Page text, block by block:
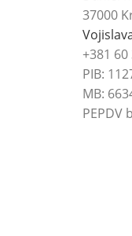
37000
+381 60
PIB:
MB:
PEPDV